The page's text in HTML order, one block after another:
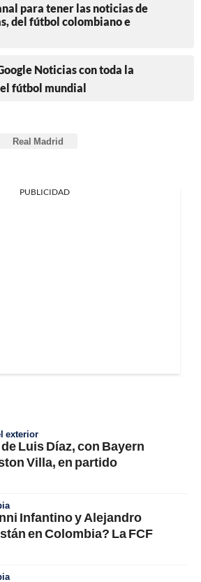
para tener las noticias de
del fútbol colombiano e
Noticias con toda la
fútbol mundial
Real Madrid
PUBLICIDAD
exterior
Luis Díaz, con Bayern
Villa, en partido
Infantino y Alejandro
en Colombia? La FCF